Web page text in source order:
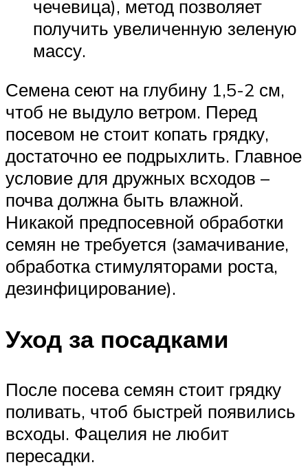
чечевица), метод позволяет
получить увеличенную зеленую
массу.
Семена сеют на глубину 1,5-2 см,
чтоб не выдуло ветром. Перед
посевом не стоит копать грядку,
достаточно ее подрыхлить. Главное
условие для дружных всходов –
почва должна быть влажной.
Никакой предпосевной обработки
семян не требуется (замачивание,
обработка стимуляторами роста,
дезинфицирование).
Уход за посадками
После посева семян стоит грядку
поливать, чтоб быстрей появились
всходы. Фацелия не любит
пересадки.